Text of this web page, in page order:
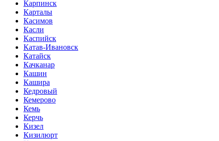
Карпинск
Карталы
Касимов
Касли
Каспийск
Катав-Ивановск
Катайск
Качканар
Кашин
Кашира
Кедровый
Кемерово
Кемь
Керчь
Кизел
Кизилюрт